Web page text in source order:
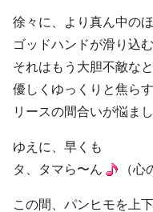
徐々に、より真ん中の
ゴッドハンドが滑り込む
それはもう大胆不敵な
優しくゆっくりと焦ら
リースの間合いが悩ま
ゆえに、早くも
タ、タマら〜ん
（心
この間、パンヒモを上